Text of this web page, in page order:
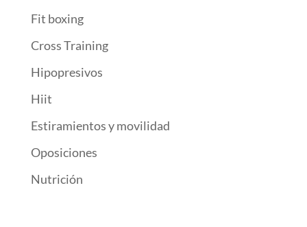
Fit boxing
Cross Training
Hipopresivos
Hiit
Estiramientos y movilidad
Oposiciones
Nutrición